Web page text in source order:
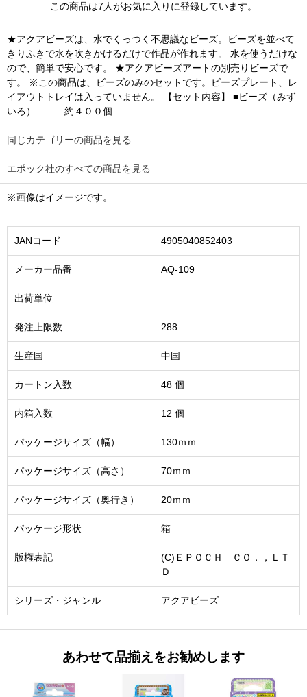
この商品は7人がお気に入りに登録しています。
★アクアビーズは、水でくっつく不思議なビーズ。ビーズを並べて
きりふきで水を吹きかけるだけで作品が作れます。 水を使うだけな
ので、簡単で安心です。 ★アクアビーズアートの別売りビーズで
す。 ※この商品は、ビーズのみのセットです。ビーズプレート、レ
イアウトトレイは入っていません。 【セット内容】 ■ビーズ（みず
いろ） … 約４００個
同じカテゴリーの商品を見る
エポック社のすべての商品を見る
※画像はイメージです。
JANコード 4905040852403
メーカー品番 AQ-109
出荷単位
発注上限数 288
生産国 中国
カートン入数 48 個
内箱入数 12 個
パッケージサイズ（幅） 130ｍｍ
パッケージサイズ（高さ） 70ｍｍ
パッケージサイズ（奥行き） 20ｍｍ
パッケージ形状 箱
版権表記
(C)ＥＰＯＣＨ ＣＯ．，ＬＴ
Ｄ
シリーズ・ジャンル アクアビーズ
あわせて品揃えをお勧めします